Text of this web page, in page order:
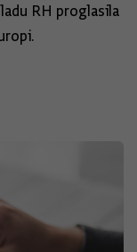
RH proglasila